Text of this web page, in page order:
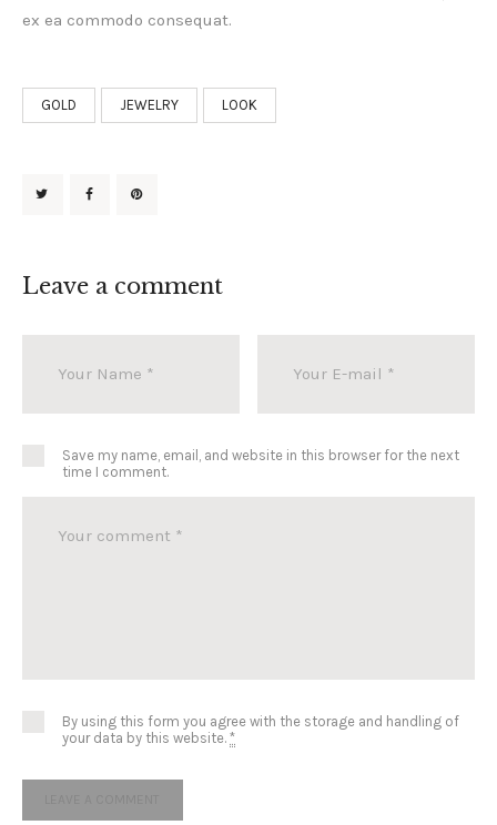
ex ea commodo consequat.
GOLD JEWELRY LOOK
Leave a comment
Save my name, email, and website in this browser for the next
time I comment.
By using this form you agree with the storage and handling of
your data by this website. *